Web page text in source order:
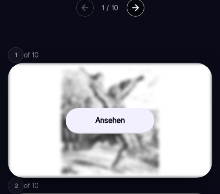
1 / 10
1 of 10
Ansehen
2 of 10